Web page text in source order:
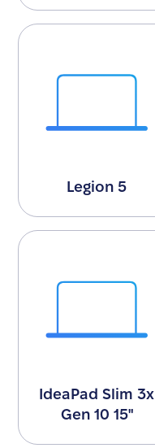
Legion 5
IdeaPad Slim 3x
Gen 10 15"